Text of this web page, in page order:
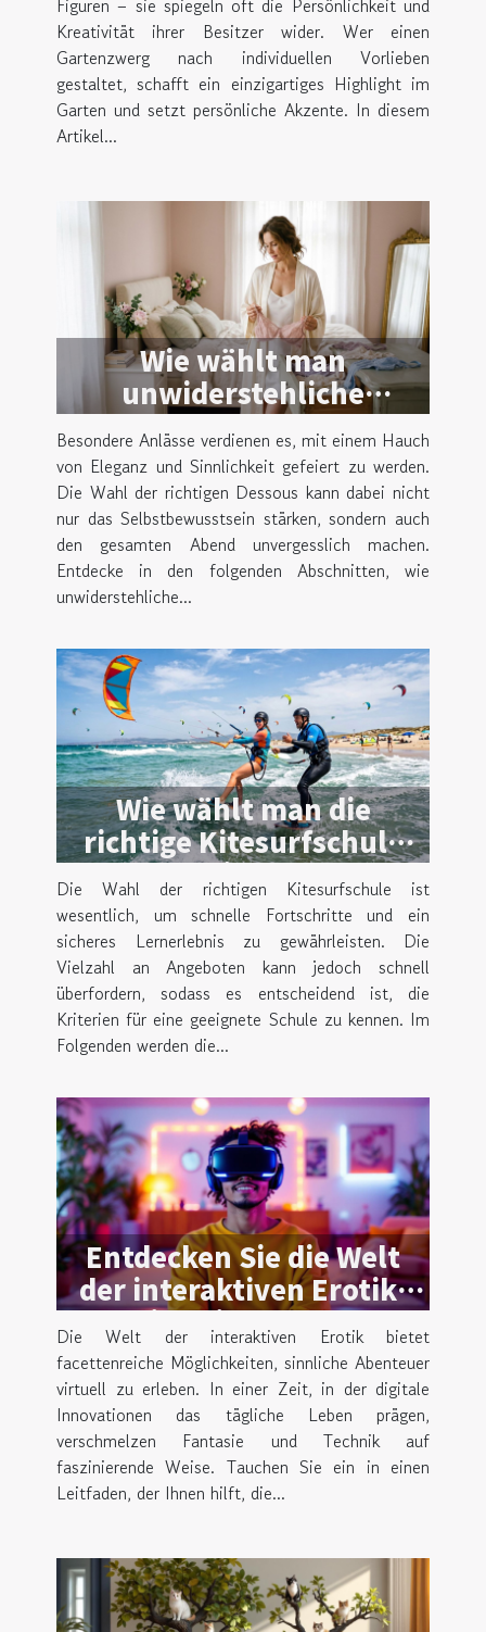
Kreativität ihrer Besitzer wider. Wer einen
Gartenzwerg nach individuellen Vorlieben
gestaltet, schafft ein einzigartiges Highlight im
Garten und setzt persönliche Akzente. In diesem
Artikel...
Wie wählt man
unwiderstehliche
Dessous für besondere
Anlässe?
Besondere Anlässe verdienen es, mit einem Hauch
von Eleganz und Sinnlichkeit gefeiert zu werden.
Die Wahl der richtigen Dessous kann dabei nicht
nur das Selbstbewusstsein stärken, sondern auch
den gesamten Abend unvergesslich machen.
Entdecke in den folgenden Abschnitten, wie
unwiderstehliche...
Wie wählt man die
richtige Kitesurfschule
für effektives Lernen?
Die Wahl der richtigen Kitesurfschule ist
wesentlich, um schnelle Fortschritte und ein
sicheres Lernerlebnis zu gewährleisten. Die
Vielzahl an Angeboten kann jedoch schnell
überfordern, sodass es entscheidend ist, die
Kriterien für eine geeignete Schule zu kennen. Im
Folgenden werden die...
Entdecken Sie die Welt
der interaktiven Erotik:
Ein Leitfaden zu
virtuellen Abenteuern
Die Welt der interaktiven Erotik bietet
facettenreiche Möglichkeiten, sinnliche Abenteuer
virtuell zu erleben. In einer Zeit, in der digitale
Innovationen das tägliche Leben prägen,
verschmelzen Fantasie und Technik auf
faszinierende Weise. Tauchen Sie ein in einen
Leitfaden, der Ihnen hilft, die...